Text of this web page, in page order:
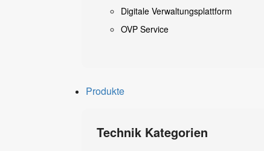
Digitale Verwaltungsplattform
OVP Service
Produkte
Technik Kategorien